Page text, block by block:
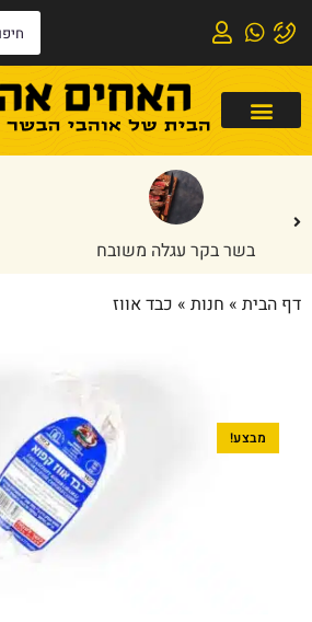
בשר בקר עגלה משובח
דף הבית » חנות » כבד אווז
מבצע!